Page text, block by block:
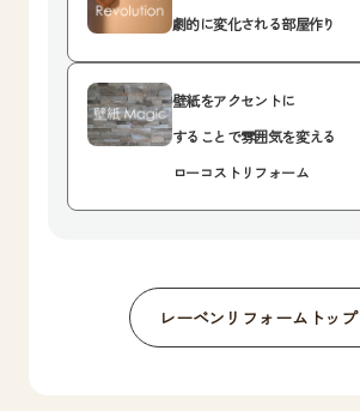
劇的に変化される部屋作り
壁紙をアクセントに
することで雰囲気を変える
ローコストリフォーム
レーベンリフォームトップ